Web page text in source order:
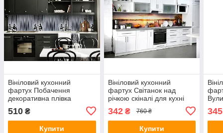
Вініловий кухонний
фартух Побачення
декоративна плівка
люди силуети Сірий
600х2000 мм
510 ₴
Купити
Вініловий кухонний
фартух Світанок над
річкою скіналі для кухні
наклейка ПВХ сонце вода
озеро Бежевий 600х3000
мм
342₴ 760 ₴
Купити
ПВХ
345